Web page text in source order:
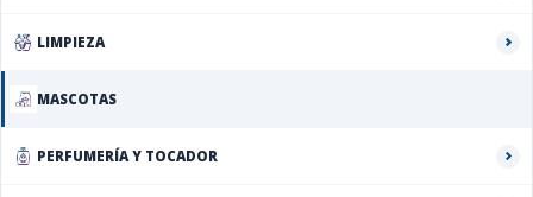
LIMPIEZA
MASCOTAS
PERFUMERÍA Y TOCADOR